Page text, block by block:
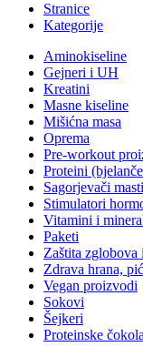
Stranice
Kategorije
Aminokiseline
Gejneri i UH
Kreatini
Masne kiseline
Mišićna masa
Oprema
Pre-workout
Proteini
Sagorjevači masti
Stimulatori
Vitamini i
Paketi
Zaštita zglobova
Zdrava hrana,
Vegan proizvodi
Sokovi
Šejkeri
Proteinske